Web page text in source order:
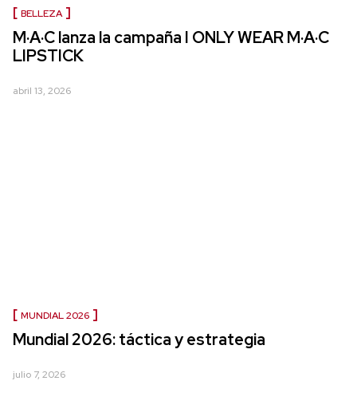
BELLEZA
M·A·C lanza la campaña I ONLY WEAR M·A·C
LIPSTICK
abril 13, 2026
MUNDIAL 2026
Mundial 2026: táctica y estrategia
julio 7, 2026